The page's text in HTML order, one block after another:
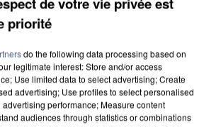
CES CANICULES, LES REFUGES
SONT...
priorité
do the following data processing based on
legitimate interest: Store and/or access
Use limited data to select advertising; Create
advertising; Use profiles to select personalised
performance; Measure content
audiences through statistics or combinations